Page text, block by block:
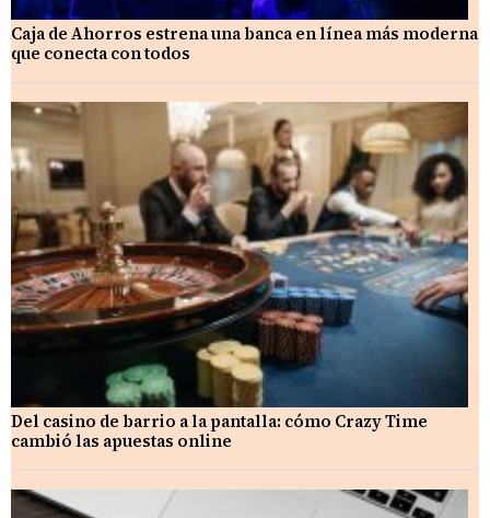
Caja de Ahorros estrena una banca en línea más moderna
que conecta con todos
Del casino de barrio a la pantalla: cómo Crazy Time
cambió las apuestas online